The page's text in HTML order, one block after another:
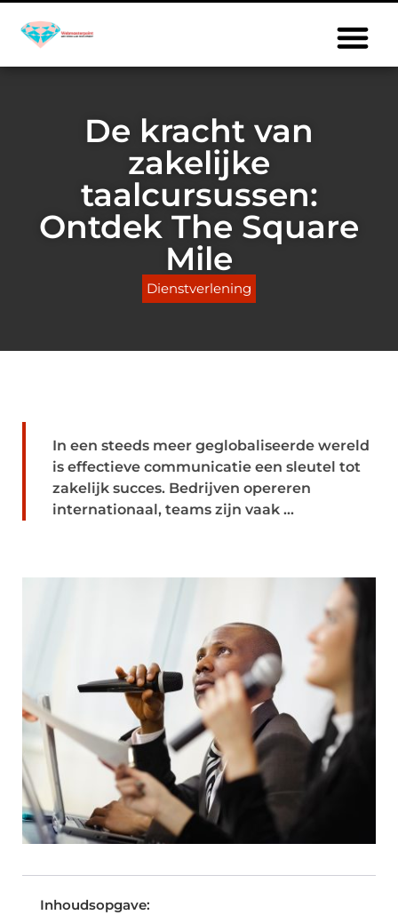
De kracht van
zakelijke
taalcursussen:
Ontdek The Square
Mile
Dienstverlening
In een steeds meer geglobaliseerde wereld
is effectieve communicatie een sleutel tot
zakelijk succes. Bedrijven opereren
internationaal, teams zijn vaak ...
Inhoudsopgave: